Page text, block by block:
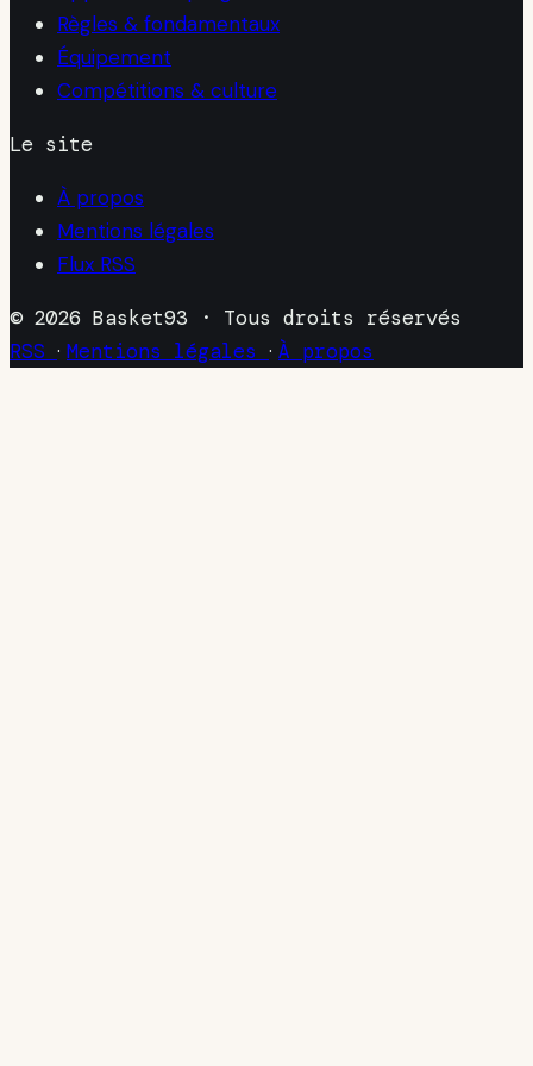
Règles & fondamentaux
Équipement
Compétitions & culture
Le site
À propos
Mentions légales
Flux RSS
© 2026 Basket93 · Tous droits réservés
RSS · Mentions légales · À propos